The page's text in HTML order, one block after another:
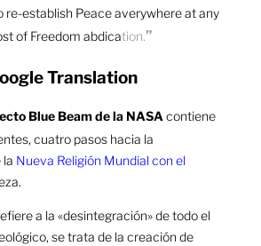
re-establish Peace averywhere at any
of Freedom abdication.”
Translation
Blue Beam de la NASAcontiene
cuatro pasos hacia la
la Nueva Religión Mundial con el
a la «desintegración» de todo el
se trata de la creación de